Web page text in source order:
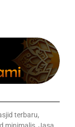
terbaru,